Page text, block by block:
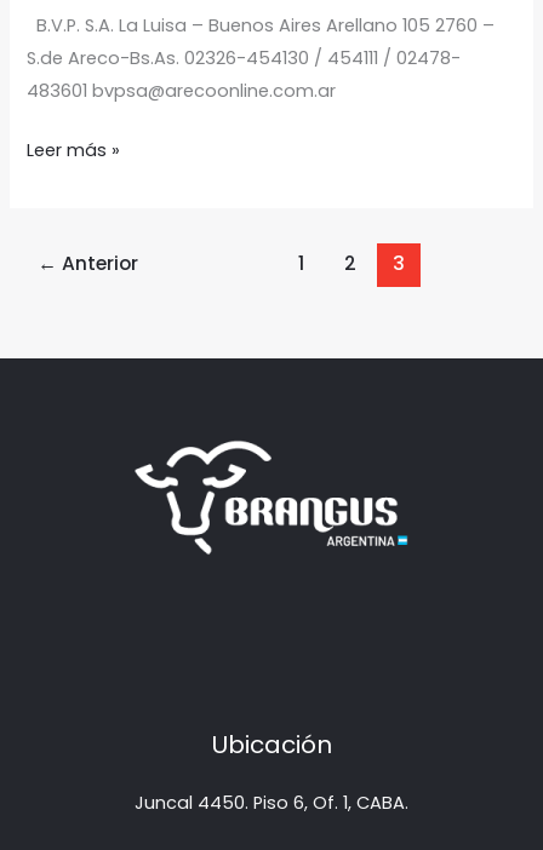
B.V.P. S.A. La Luisa – Buenos Aires Arellano 105 2760 –
S.de Areco-Bs.As. 02326-454130 / 454111 / 02478-
483601 bvpsa@arecoonline.com.ar
PARAISO
2
Leer más »
← Anterior 1 2 3
Ubicación
Juncal 4450. Piso 6, Of. 1, CABA.